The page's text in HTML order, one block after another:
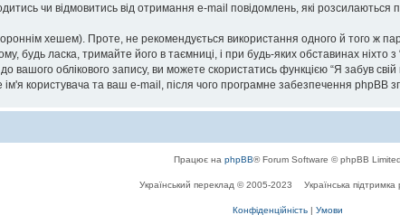
чи відмовитись від отримання e-mail повідомлень, які
хешем). Проте, не рекомендується використання одного й того ж
будь ласка, тримайте його в таємниці, і при будь-яких обставинах
облікового запису, ви можете скористатись функцією “Я забув
користувача та ваш e-mail, після чого програмне забезпечення phpBB
Працює на phpBB® Forum Software © phpBB Limited
Український переклад © 2005-2023 Українська підтримка
Конфіденційність | Умови